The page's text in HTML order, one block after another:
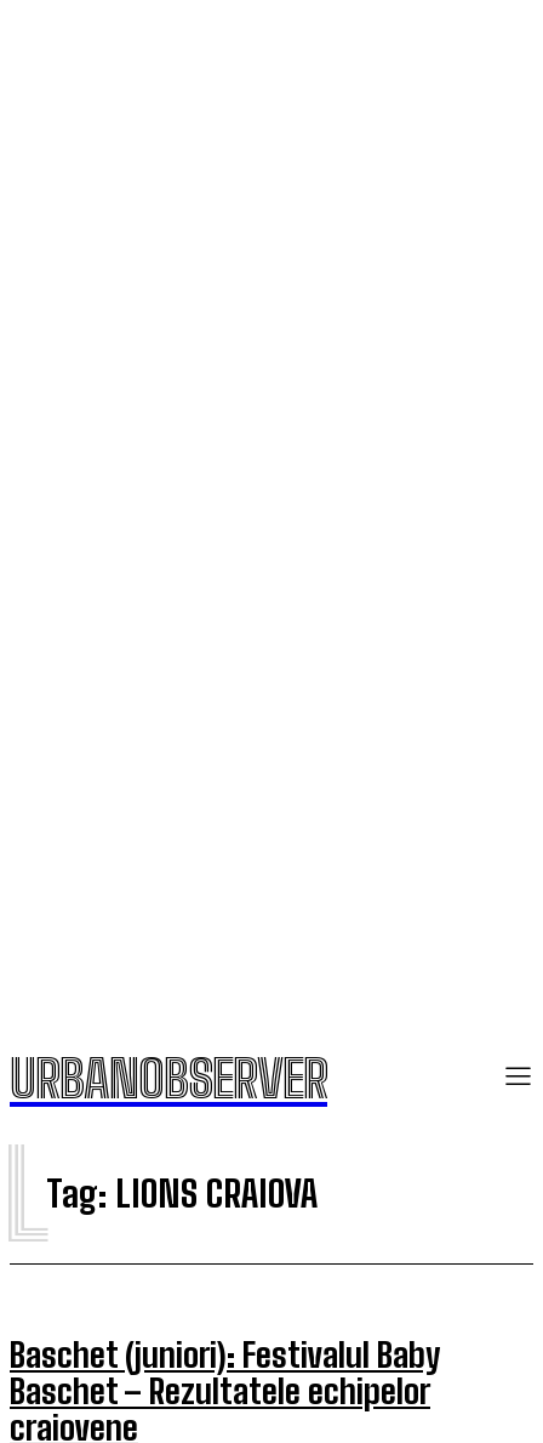
URBANOBSERVER
Tag: LIONS CRAIOVA
L
Baschet (juniori): Festivalul Baby
Baschet – Rezultatele echipelor
craiovene